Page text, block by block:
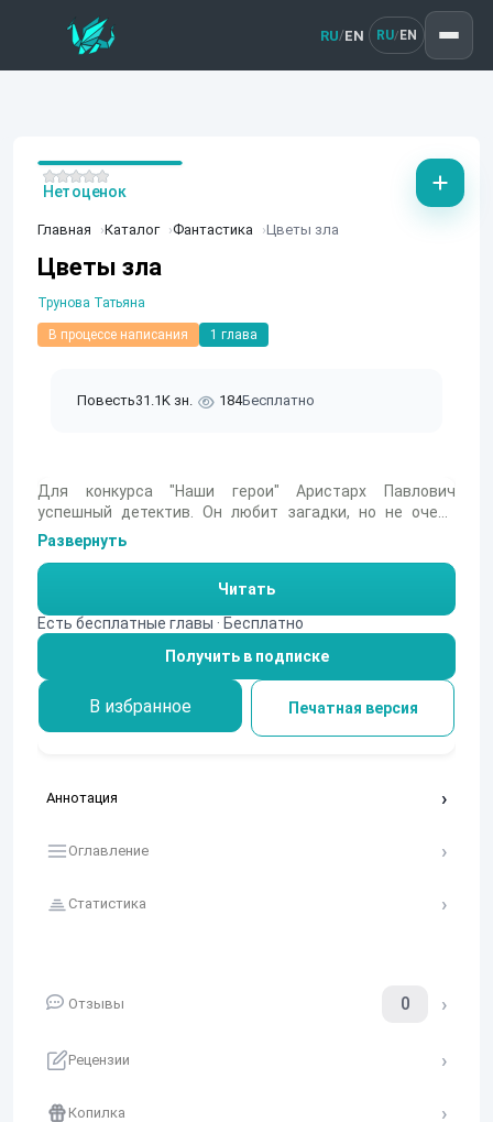
RU/EN RU/ EN
Главная Каталог Фантастика Цветы зла
Цветы зла
Трунова Татьяна
В процессе написания 1 глава
Повесть31.1K зн. 184Бесплатно
Нет оценок
Для конкурса "Наши герои" Аристарх Павлович
успешный детектив. Он любит загадки, но не очень
любит выходить из дома. А тут пришлось лететь аж на
одну из дальних планет. Потому что ни Земное
Разведывательное Управление, ни сами жители той
дальней планеты не могут найти цветы зла. Что за
цветы зла, почему они злые - неизвестно. Но
инопланетяне грозят самыми серьезными карами.
Развернуть
Читать
Есть бесплатные главы · Бесплатно
Получить в подписке
В избранное Печатная версия
Аннотация
Оглавление
Статистика
Отзывы 0
Рецензии
Копилка